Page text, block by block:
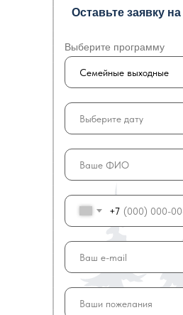
Выберите программу
+7
Оставьте заявку